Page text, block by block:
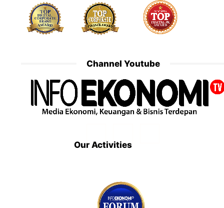
Channel Youtube
Our Activities